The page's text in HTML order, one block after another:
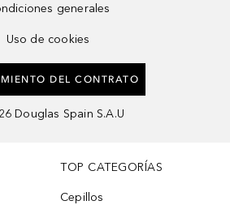
generales
Uso de cookies
DEL CONTRATO
Douglas Spain S.A.U
TOP CATEGORÍAS
Cepillos